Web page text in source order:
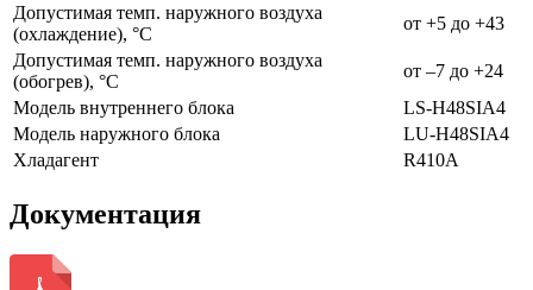
Допустимая темп. наружного воздуха
(охлаждение), °C
от +5 до +43
Допустимая темп. наружного воздуха
(обогрев), °C
от –7 до +24
Модель внутреннего блока
LS-H48SIA4
Модель наружного блока
LU-H48SIA4
Хладагент
R410A
Документация